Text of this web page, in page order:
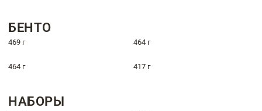
БЕНТО
469 г 464 г
464 г 417 г
НАБОРЫ